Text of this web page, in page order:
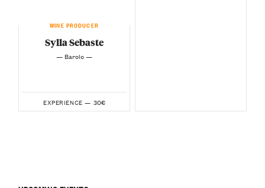
WINE PRODUCER
Sylla Sebaste
— Barolo —
EXPERIENCE — 30€